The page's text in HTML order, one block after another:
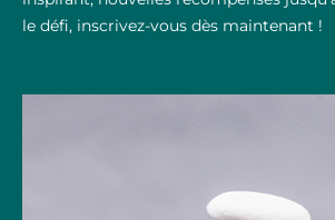
le défi, inscrivez-vous dès maintenant !